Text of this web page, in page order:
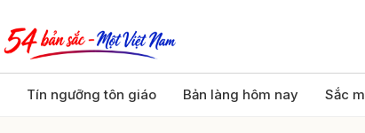
Tín ngưỡng tôn giáo Bản làng hôm nay Sắc
Gửi bình luận